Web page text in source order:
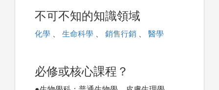
不可不知的知識領域
化學 、 生命科學 、 銷售行銷 、 醫學
必修或核心課程？